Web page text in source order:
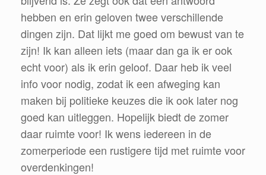
hebben en erin geloven twee verschillende
dingen zijn. Dat lijkt me goed om bewust van te
zijn! Ik kan alleen iets (maar dan ga ik er ook
echt voor) als ik erin geloof. Daar heb ik veel
info voor nodig, zodat ik een afweging kan
maken bij politieke keuzes die ik ook later nog
goed kan uitleggen. Hopelijk biedt de zomer
daar ruimte voor! Ik wens iedereen in de
zomerperiode een rustigere tijd met ruimte voor
overdenkingen!